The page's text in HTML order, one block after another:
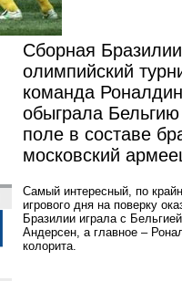
Сборная
олимпийский
команда
обыграла
поле в составе
московский
Самый интересный, по
игрового дня на поверку
Бразилии играла с
Андерсен, а главное –
колорита.